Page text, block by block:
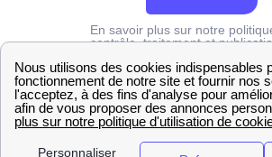
En savoir plus sur notre
contrôle, traitement et
Grdf Somme Domesmont